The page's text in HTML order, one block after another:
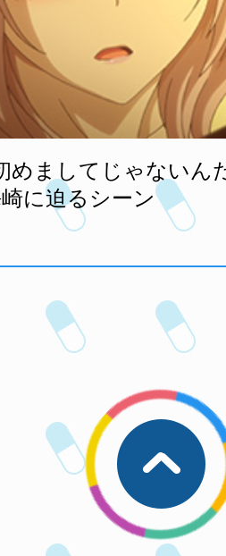
めましてじゃないん
に迫るシーン